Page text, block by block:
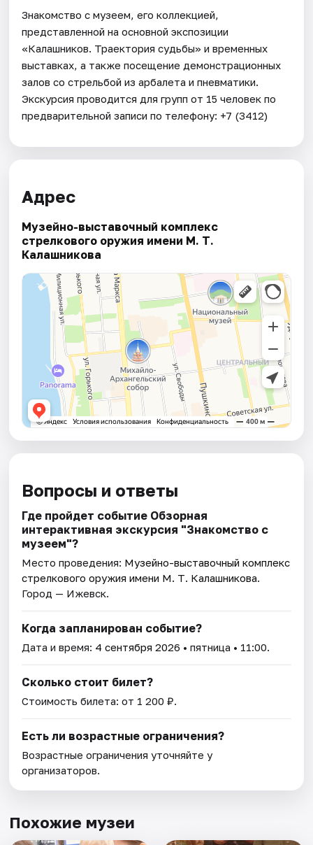
Знакомство с музеем, его коллекцией,
представленной на основной экспозиции
«Калашников. Траектория судьбы» и временных
выставках, а также посещение демонстрационных
залов со стрельбой из арбалета и пневматики.
Экскурсия проводится для групп от 15 человек по
предварительной записи по телефону: +7 (3412)
Адрес
Музейно-выставочный комплекс
стрелкового оружия имени М. Т.
Калашникова
Вопросы и ответы
Где пройдет событие Обзорная
интерактивная экскурсия "Знакомство с
музеем"?
Место проведения: Музейно-выставочный комплекс
стрелкового оружия имени М. Т. Калашникова.
Город — Ижевск.
Когда запланирован событие?
Дата и время: 4 сентября 2026 • пятница • 11:00.
Сколько стоит билет?
Стоимость билета: от 1 200 ₽.
Есть ли возрастные ограничения?
Возрастные ограничения уточняйте у
организаторов.
Похожие музеи